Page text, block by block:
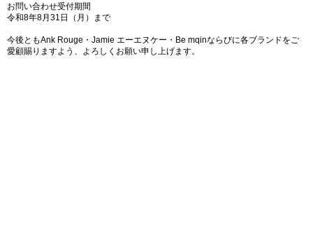
お問い合わせ受付期間
令和8年8月31日（月）まで
今後ともAnk Rouge・Jamie エーエヌケー・Be mqinならびに各ブランドをご
愛顧賜りますよう、よろしくお願い申し上げます。